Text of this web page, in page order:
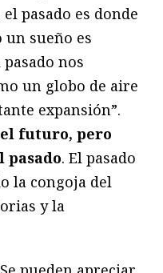
pasado es donde
un sueño es
nos
un globo de aire
expansión”.
el futuro, pero
pasado. El pasado
la congoja del
y la